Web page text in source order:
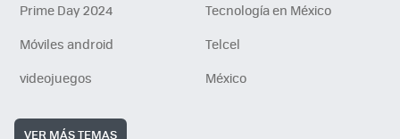
Prime Day 2024
Tecnología en México
Móviles android
Telcel
videojuegos
México
VER MÁS TEMAS